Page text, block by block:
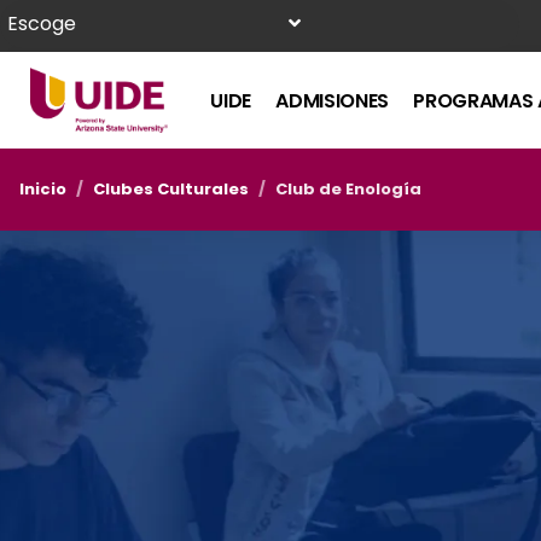
Escoge
UIDE ADMISIONES
Inicio / Clubes Culturales / Club de Enología